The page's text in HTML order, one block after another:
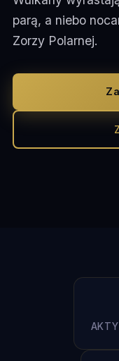
parą, a niebo
Zorzy Polarnej.